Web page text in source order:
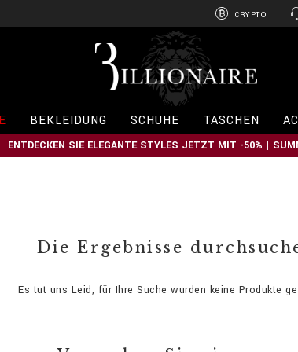
CRYPTO
l
o
n
a
BEKLEIDUNG SCHUHE TASCHEN
ENTDECKEN SIE ELEGANTE STYLES JETZT MIT -50% |
Die Ergebnisse
Es tut uns Leid, für Ihre Suche wurden keine Produkte